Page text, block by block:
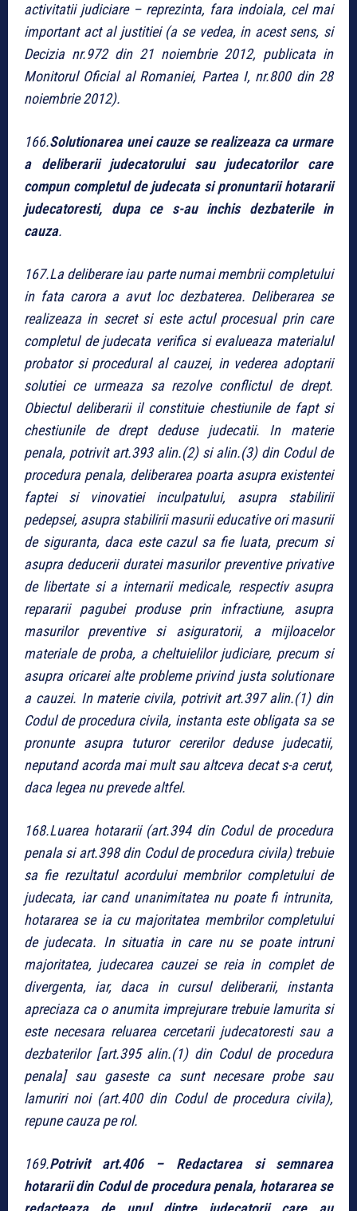
activitatii judiciare – reprezinta, fara indoiala, cel mai
important act al justitiei (a se vedea, in acest sens, si
Decizia nr.972 din 21 noiembrie 2012, publicata in
Monitorul Oficial al Romaniei, Partea I, nr.800 din 28
noiembrie 2012).
166.Solutionarea unei cauze se realizeaza ca urmare
a deliberarii judecatorului sau judecatorilor care
compun completul de judecata si pronuntarii hotararii
judecatoresti, dupa ce s-au inchis dezbaterile in
cauza.
167.La deliberare iau parte numai membrii completului
in fata carora a avut loc dezbaterea. Deliberarea se
realizeaza in secret si este actul procesual prin care
completul de judecata verifica si evalueaza materialul
probator si procedural al cauzei, in vederea adoptarii
solutiei ce urmeaza sa rezolve conflictul de drept.
Obiectul deliberarii il constituie chestiunile de fapt si
chestiunile de drept deduse judecatii. In materie
penala, potrivit art.393 alin.(2) si alin.(3) din Codul de
procedura penala, deliberarea poarta asupra existentei
faptei si vinovatiei inculpatului, asupra stabilirii
pedepsei, asupra stabilirii masurii educative ori masurii
de siguranta, daca este cazul sa fie luata, precum si
asupra deducerii duratei masurilor preventive privative
de libertate si a internarii medicale, respectiv asupra
repararii pagubei produse prin infractiune, asupra
masurilor preventive si asiguratorii, a mijloacelor
materiale de proba, a cheltuielilor judiciare, precum si
asupra oricarei alte probleme privind justa solutionare
a cauzei. In materie civila, potrivit art.397 alin.(1) din
Codul de procedura civila, instanta este obligata sa se
pronunte asupra tuturor cererilor deduse judecatii,
neputand acorda mai mult sau altceva decat s-a cerut,
daca legea nu prevede altfel.
168.Luarea hotararii (art.394 din Codul de procedura
penala si art.398 din Codul de procedura civila) trebuie
sa fie rezultatul acordului membrilor completului de
judecata, iar cand unanimitatea nu poate fi intrunita,
hotararea se ia cu majoritatea membrilor completului
de judecata. In situatia in care nu se poate intruni
majoritatea, judecarea cauzei se reia in complet de
divergenta, iar, daca in cursul deliberarii, instanta
apreciaza ca o anumita imprejurare trebuie lamurita si
este necesara reluarea cercetarii judecatoresti sau a
dezbaterilor [art.395 alin.(1) din Codul de procedura
penala] sau gaseste ca sunt necesare probe sau
lamuriri noi (art.400 din Codul de procedura civila),
repune cauza pe rol.
169.Potrivit art.406 – Redactarea si semnarea
hotararii din Codul de procedura penala, hotararea se